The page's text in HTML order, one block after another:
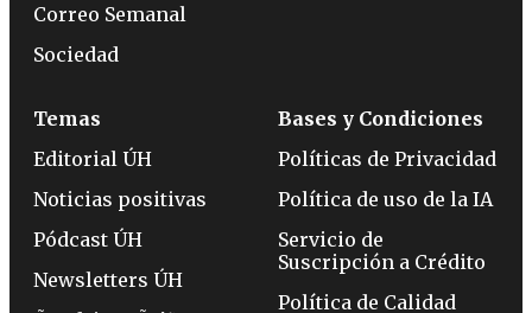
Correo Semanal
Sociedad
Temas
Editorial ÚH
Noticias positivas
Pódcast ÚH
Newsletters ÚH
Bases y Condiciones
Políticas de Privacidad
Política de uso de la IA
Servicio de
Suscripción a Crédito
Política de Calidad